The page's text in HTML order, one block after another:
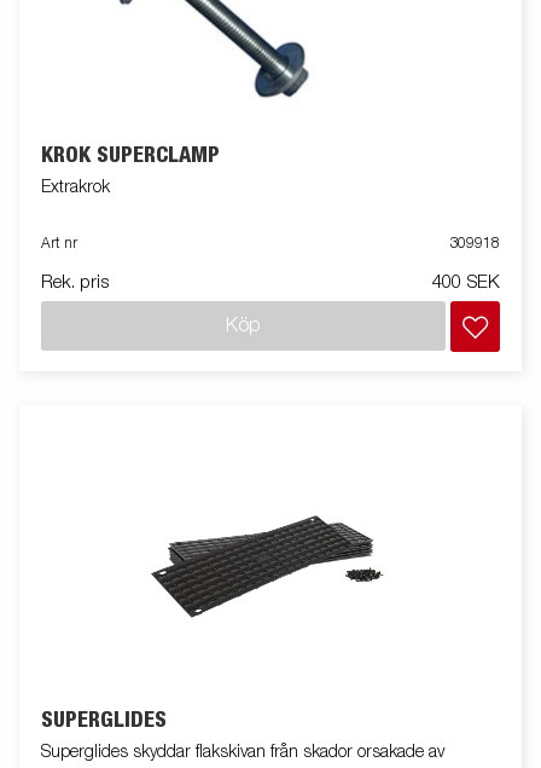
KROK SUPERCLAMP
Extrakrok
Art nr 309918
Rek. pris 400 SEK
Köp
SUPERGLIDES
Superglides skyddar flakskivan från skador orsakade av